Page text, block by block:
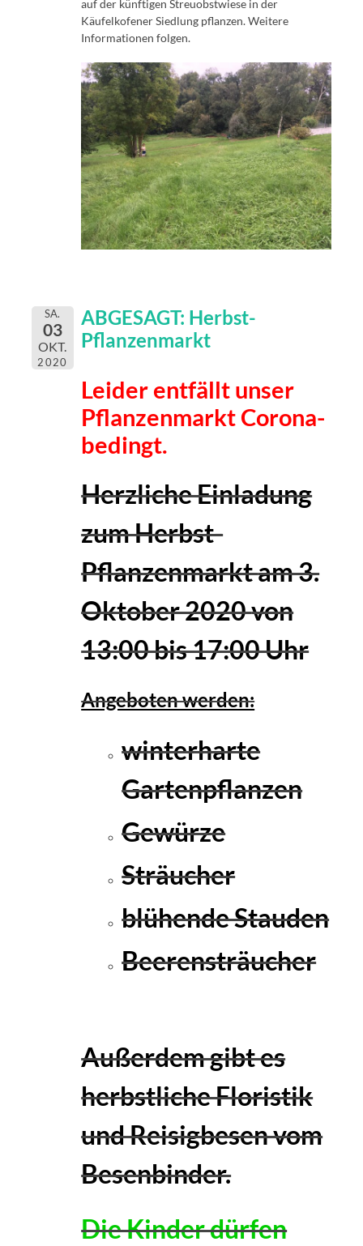
auf der künftigen Streuobstwiese in der
Käufelkofener Siedlung pflanzen. Weitere
Informationen folgen.
SA.
03
OKT.
2020
ABGESAGT: Herbst-
Pflanzenmarkt
Leider entfällt unser
Pflanzenmarkt Corona-
bedingt.
Herzliche Einladung
zum Herbst-
Pflanzenmarktam 3.
Oktober 2020von
13:00 bis 17:00 Uhr
Angeboten werden:
winterharte
Gartenpflanzen
Gewürze
Sträucher
blühende Stauden
Beerensträucher
Außerdem gibt es
herbstliche Floristik
und Reisigbesen vom
Besenbinder.
Die Kinder dürfen